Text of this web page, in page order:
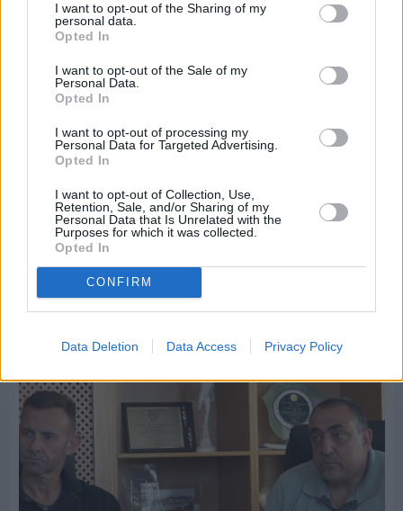
I want to opt-out of the Sharing of my
personal data.
Opted In
I want to opt-out of the Sale of my
Personal Data.
Opted In
I want to opt-out of processing my
Personal Data for Targeted Advertising.
Opted In
I want to opt-out of Collection, Use,
Retention, Sale, and/or Sharing of my
Personal Data that Is Unrelated with the
Purposes for which it was collected.
Opted In
CONFIRM
Data Deletion Data Access Privacy Policy
Πριν 6 ημέρες
Εργασίες ασφαλτόστρωσης σε τρεις οδούς του
Βαρβασίου